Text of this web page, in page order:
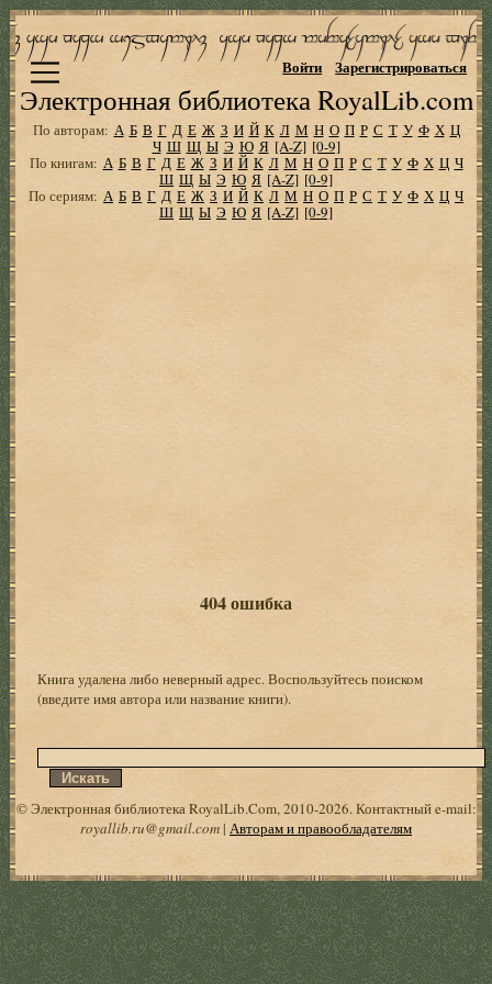
Электронная библиотека RoyalLib.com
Войти Зарегистрироваться
По авторам: А Б В Г Д Е Ж З И Й К Л М Н О П Р С Т У Ф Х Ц
Ч Ш Щ Ы Э Ю Я [A-Z] [0-9]
По книгам: А Б В Г Д Е Ж З И Й К Л М Н О П Р С Т У Ф Х Ц Ч
Ш Щ Ы Э Ю Я [A-Z] [0-9]
По сериям: А Б В Г Д Е Ж З И Й К Л М Н О П Р С Т У Ф Х Ц Ч
Ш Щ Ы Э Ю Я [A-Z] [0-9]
404 ошибка
Книга удалена либо неверный адрес. Воспользуйтесь поиском
(введите имя автора или название книги).
© Электронная библиотека RoyalLib.Com, 2010-2026. Контактный e-mail:
royallib.ru@gmail.com| Авторам и правообладателям